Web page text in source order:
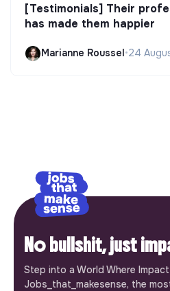
[Testimonials] Their
has made them happier
Marianne Roussel•24
No bullshit, just
Step into a World Where
Jobs_that_makesense, the